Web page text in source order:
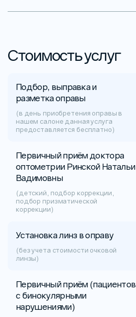
Стоимость услуг
Подбор, выправка и
разметка оправы
(в день приобретения оправы в
нашем салоне данная услуга
предоставляется бесплатно)
Первичный приём доктора
оптометрии Ринской Натальи
Вадимовны
(детский, подбор коррекции,
подбор призматической
коррекции)
Установка линз в оправу
(без учета стоимости очковой
линзы)
Первичный приём (пациентов
с бинокулярными
нарушениями)